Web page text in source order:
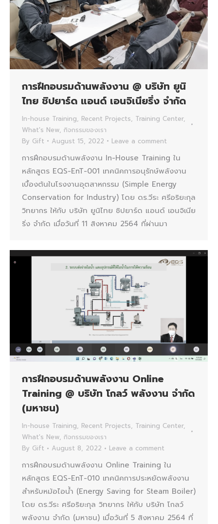
การฝึกอบรมด้านพลังงาน @ บริษัท ยูนิ
ไทย ชิปยาร์ด แอนด์ เอนจิเนียริ่ง จำกัด
In-house Training, Recent Projects, Training Center,
What's New, กิจกรรมของเรา
By Gift August 15, 2022 Leave a comment
การฝึกอบรมด้านพลังงาน In-House Training ใน
หลักสูตร EQS-EnT-001 เทคนิคการอนุรักษ์พลังงาน
เบื้องต้นในโรงงานอุตสาหกรรม (Simple Energy
Conservation for Industry) โดย ดร.วีระ ศรีอริยะกุล
วิทยากร ให้กับ บริษัท ยูนิไทย ชิปยาร์ด แอนด์ เอนจิเนีย
ริ่ง จำกัด เมื่อวันที่ 11 สิงหาคม 2564 ที่ผ่านมา
การฝึกอบรมด้านพลังงาน Online
Training @ บริษัท โกลว์ พลังงาน จำกัด
(มหาชน)
In-house Training, Recent Projects, Training Center,
What's New, กิจกรรมของเรา
By Gift August 8, 2022 Leave a comment
การฝึกอบรมด้านพลังงาน Online Training ใน
หลักสูตร EQS-EnT-010 เทคนิคการประหยัดพลังงาน
สำหรับหม้อไอน้ำ (Energy Saving for Steam Boiler)
โดย ดร.วีระ ศรีอริยะกุล วิทยากร ให้กับ บริษัท โกลว์
พลังงาน จำกัด (มหาชน) เมื่อวันที่ 5 สิงหาคม 2564 ที่